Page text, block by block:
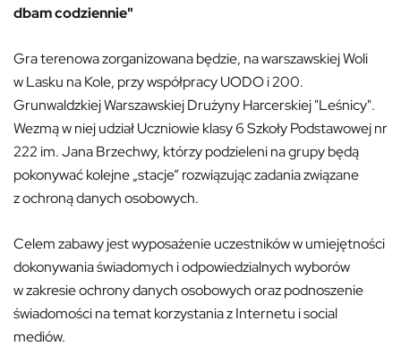
dbam codziennie"
Gra terenowa zorganizowana będzie, na warszawskiej Woli
w Lasku na Kole, przy współpracy UODO i 200.
Grunwaldzkiej Warszawskiej Drużyny Harcerskiej "Leśnicy".
Wezmą w niej udział Uczniowie klasy 6 Szkoły Podstawowej nr
222 im. Jana Brzechwy, którzy podzieleni na grupy będą
pokonywać kolejne „stacje” rozwiązując zadania związane
z ochroną danych osobowych.
Celem zabawy jest wyposażenie uczestników w umiejętności
dokonywania świadomych i odpowiedzialnych wyborów
w zakresie ochrony danych osobowych oraz podnoszenie
świadomości na temat korzystania z Internetu i social
mediów.